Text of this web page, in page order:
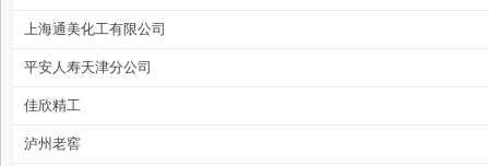
上海通美化工有限公司
平安人寿天津分公司
佳欣精工
泸州老窖